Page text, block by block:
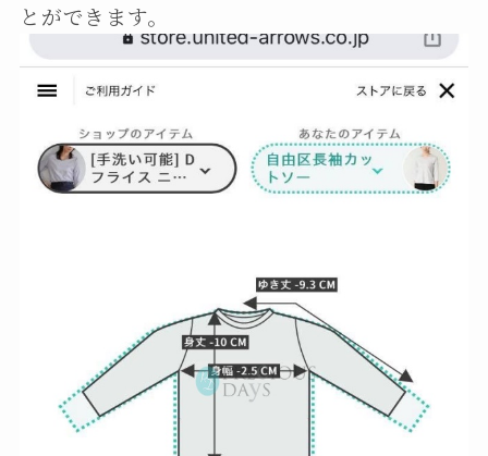
とができます。